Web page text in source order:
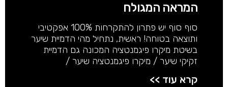
המראה המגולח
סוף סוף יש פתרון להתקרחות 100% אפקטיבי
ותוצאה בטוחה! ראשית, נתחיל מהי הדמיית שיער
בשיטת מיקרו פיגמנטציה המכונה גם הדמיית
זקיקי שיער / מיקרו פיגמנטציה שיער /
קרא עוד >>